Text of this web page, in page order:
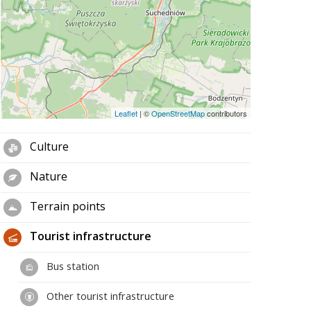
Leaflet | ©OpenStreetMapcontributors
Culture
Nature
Terrain points
Tourist infrastructure
Bus station
Other tourist infrastructure